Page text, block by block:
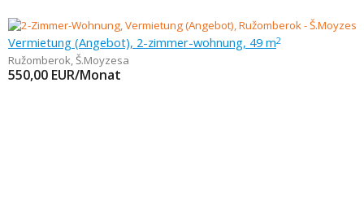
Vermietung (Angebot), 2-zimmer-wohnung, 49 m2
Ružomberok,Š.Moyzesa
550,00 EUR/Monat